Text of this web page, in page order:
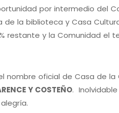
por intermedio del
la biblioteca y Casa
restante y la Comunidad el
nombre oficial de Casa de
Y COSTEÑO.